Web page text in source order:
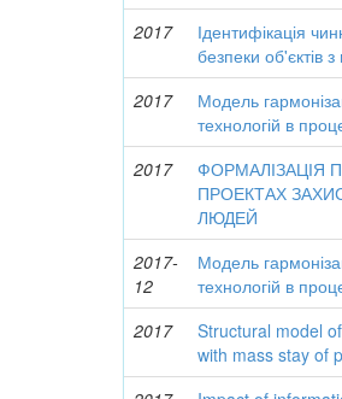
2017
Ідентифікація
безпеки
2017
Модель
технологій в
2017
ФОРМАЛІЗАЦІЯ
ПРОЕКТАХ
ЛЮДЕЙ
2017-
12
Модель
технологій в
2017
Structural model
with mass stay of